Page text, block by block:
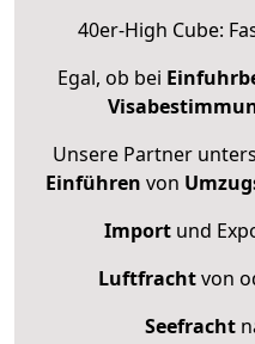
40er-High Cube:
Egal, ob bei
Unsere Partner
Einführen von
Importund
Luftfrachtvon
Seefracht